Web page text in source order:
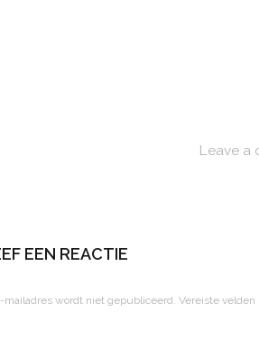
Leave a
EEN REACTIE
mailadres wordt niet gepubliceerd. Vereiste